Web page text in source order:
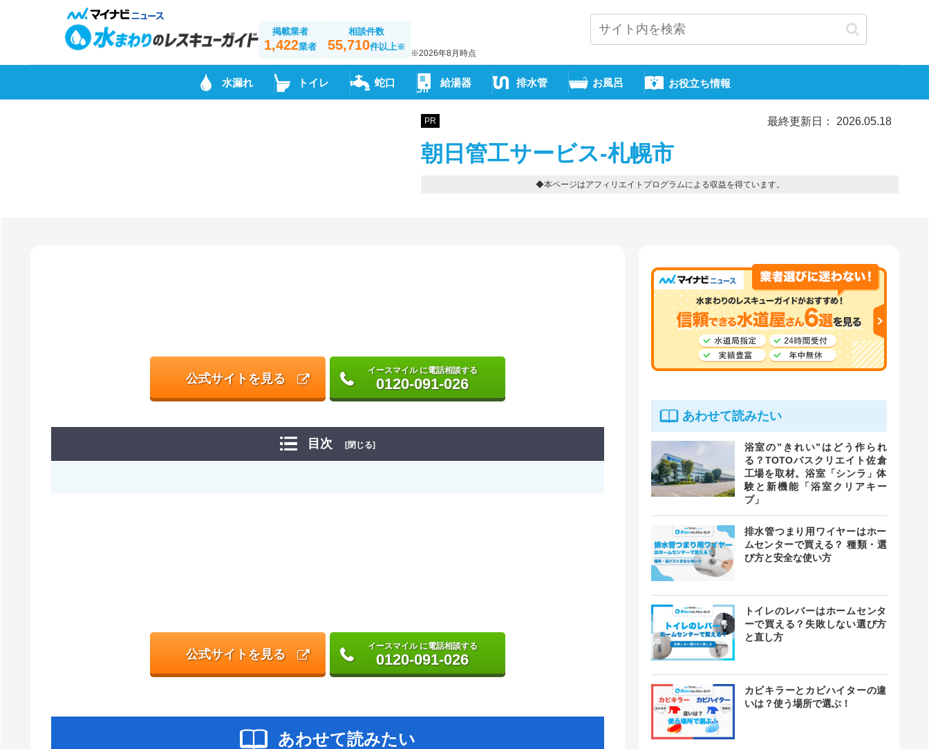
掲載業者
1,422業者
相談件数
55,710件以上※
※2026年8月時点
水漏れ トイレ 蛇口 給湯器 排水管 お風呂 お役立ち情報
PR 最終更新日： 2026.05.18
朝日管工サービス-札幌市
◆本ページはアフィリエイトプログラムによる収益を得ています。
公式サイトを見る
イースマイル に電話相談する
0120-091-026
目次 [閉じる]
公式サイトを見る
イースマイル に電話相談する
0120-091-026
あわせて読みたい
あわせて読みたい
浴室の”きれい”はどう作られ
る？TOTOバスクリエイト佐倉
工場を取材。浴室「シンラ」体
験と新機能「浴室クリアキー
プ」
排水管つまり用ワイヤーはホー
ムセンターで買える？ 種類・選
び方と安全な使い方
トイレのレバーはホームセンタ
ーで買える？失敗しない選び方
と直し方
カビキラーとカビハイターの違
いは？使う場所で選ぶ！